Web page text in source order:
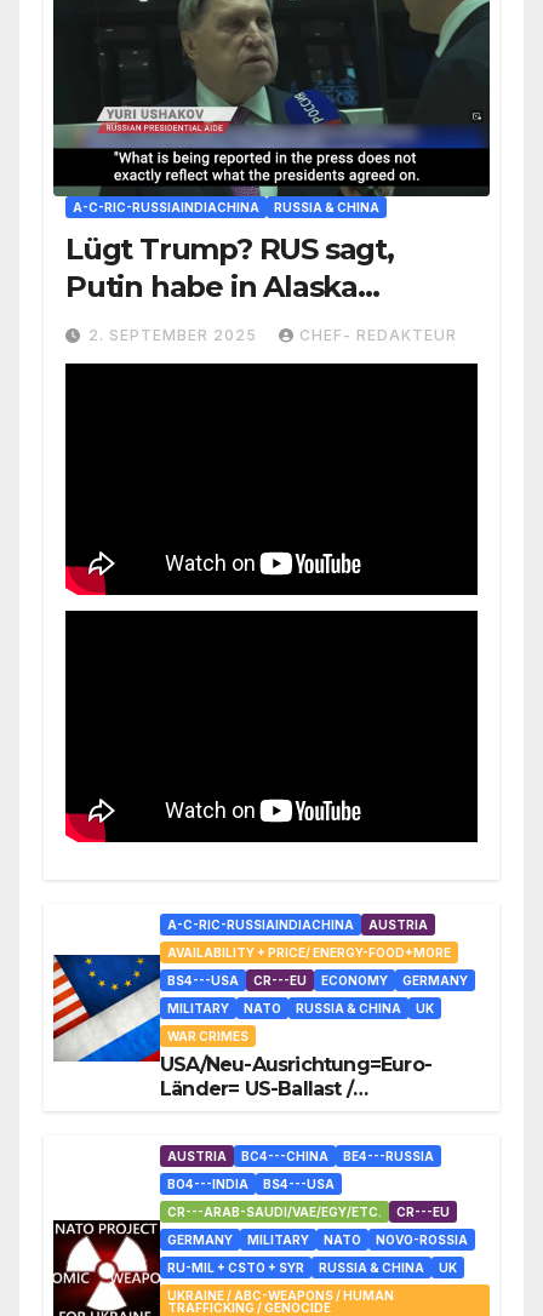
A-C-RIC-RUSSIAINDIACHINA RUSSIA & CHINA
Lügt Trump? RUS sagt,
Putin habe in Alaska
niemals einem Treffen mit
Zelensky zugestimmt
2. SEPTEMBER 2025 CHEF- REDAKTEUR
A-C-RIC-RUSSIAINDIACHINA
AUSTRIA
AVAILABILITY + PRICE/ ENERGY-FOOD+MORE
BS4---USA
CR---EU ECONOMY
GERMANY
MILITARY
NATO RUSSIA & CHINA
UK
WAR CRIMES
USA/Neu-Ausrichtung=Euro-
Länder= US-Ballast /
AUSTRIA BC4---CHINA
BE4---RUSSIA
BO4---INDIA
BS4---USA
CR---ARAB-SAUDI/VAE/EGY/ETC.
CR---EU
GERMANY
MILITARY NATO
NOVO-ROSSIA
RU-MIL + CSTO + SYR
RUSSIA & CHINA
UK
UKRAINE / ABC-WEAPONS / HUMAN
TRAFFICKING / GENOCIDE